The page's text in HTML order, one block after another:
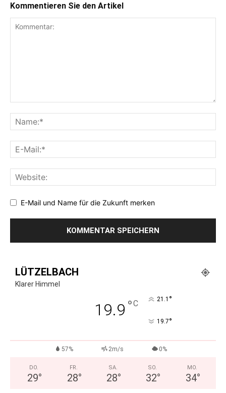
Kommentieren Sie den Artikel
E-Mail und Name für die Zukunft merken
LÜTZELBACH
Klarer Himmel
19.9 °C 21.1 °
19.7°
57% 2m/s 0%
DO.
29°
FR.
28°
SA.
28°
SO.
32°
MO.
34°